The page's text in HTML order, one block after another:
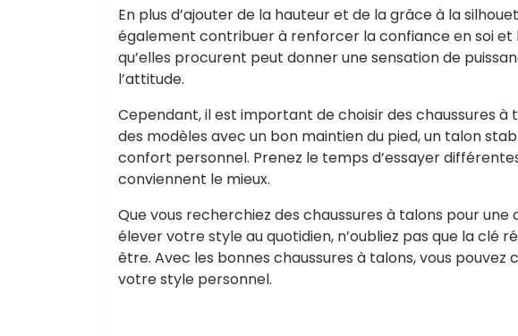
En plus d’ajouter de la hauteur et de la grâce à la
également contribuer à renforcer la confiance en soi et
qu’elles procurent peut donner une sensation de
l’attitude.
Cependant, il est important de choisir des chaussures
des modèles avec un bon maintien du pied, un talon
confort personnel. Prenez le temps d’essayer
conviennent le mieux.
Que vous recherchiez des chaussures à talons pour
élever votre style au quotidien, n’oubliez pas que la clé
être. Avec les bonnes chaussures à talons, vous
votre style personnel.